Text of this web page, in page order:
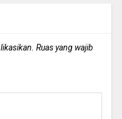
Ruas yang wajib